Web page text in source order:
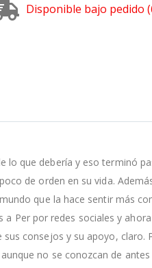
Disponible bajo pedido
lo que debería y eso terminó
de orden en su vida.
que la hace sentir más
Per por redes sociales y
consejos y su apoyo,
no se conozcan de